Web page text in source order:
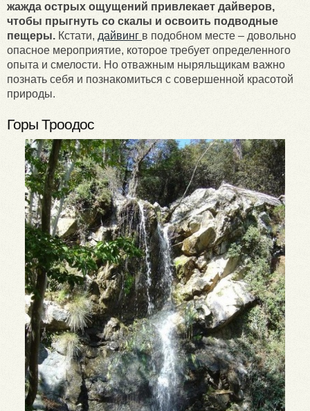
жажда острых ощущений привлекает дайверов,
чтобы прыгнуть со скалы и освоить подводные
пещеры. Кстати, дайвинг в подобном месте – довольно
опасное мероприятие, которое требует определенного
опыта и смелости. Но отважным ныряльщикам важно
познать себя и познакомиться с совершенной красотой
природы.
Горы Троодос